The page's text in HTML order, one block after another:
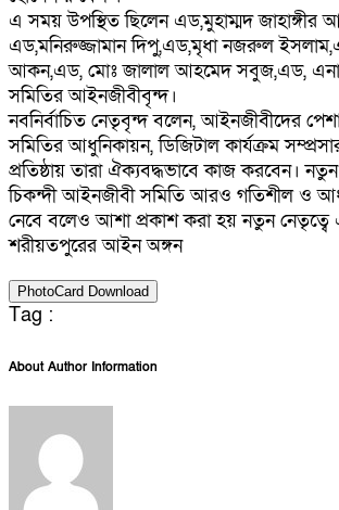
এ সময় উপস্থিত ছিলেন এড,মুহাম্মদ জাহাঙ্গীর
এড,মনিরুজ্জামান দিপু,এড,মৃধা নজরুল
আকন,এড, মোঃ জালাল আহমেদ সবুজ,এড,
সমিতির আইনজীবীবৃন্দ।
নবনির্বাচিত নেতৃবৃন্দ বলেন, আইনজীবীদের
সমিতির আধুনিকায়ন, ডিজিটাল কার্যক্রম
প্রতিষ্ঠায় তারা ঐক্যবদ্ধভাবে কাজ করবেন।
চিকন্দী আইনজীবী সমিতি আরও গতিশীল ও
নেবে বলেও আশা প্রকাশ করা হয় নতুন নেতৃত্বে
শরীয়তপুরের আইন অঙ্গন
PhotoCard Download
Tag :
About Author Information